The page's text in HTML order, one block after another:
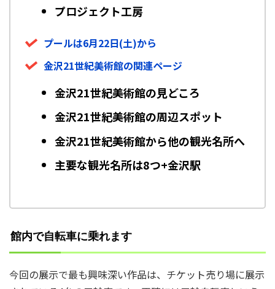
プロジェクト工房
プールは6月22日(土)から
金沢21世紀美術館の関連ページ
金沢21世紀美術館の見どころ
金沢21世紀美術館の周辺スポット
金沢21世紀美術館から他の観光名所へ
主要な観光名所は8つ+金沢駅
館内で自転車に乗れます
今回の展示で最も興味深い作品は、チケット売り場に展示